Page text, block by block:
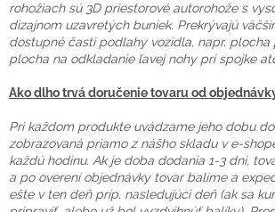
rohožiach sú 3D priestorové autorohože s
dizajnom uzavretých buniek. Prekrývajú
dostupné časti podlahy vozidla, napr. plocha
plocha na odkladanie ľavej nohy pri spojke
Ako dlho trvá doručenie tovaru od
Pri každom produkte uvádzame jeho dobu
zobrazovaná priamo z nášho skladu v e-
každú hodinu. Ak je doba dodania 1-3 dni,
a po overení objednávky tovar balíme a
ešte v ten deň príp. nasledujúci deň (ak sa